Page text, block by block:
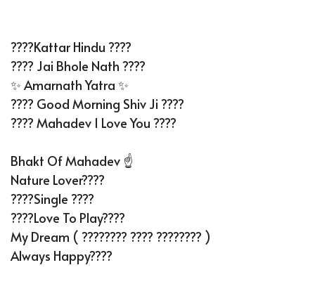
????Kattar Hindu ????
???? Jai Bhole Nath ????
✨ Amarnath Yatra ✨
???? Good Morning Shiv Ji ????
???? Mahadev I Love You ????
Bhakt Of Mahadev ☝️
Nature Lover????
????Single ????
????Love To Play????
My Dream ( ????‍???? ???? ????‍???? )
Always Happy????